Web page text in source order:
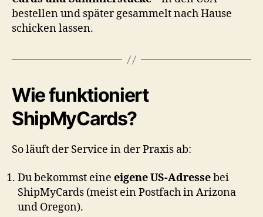
bestellen und später gesammelt nach Hause
schicken lassen.
Wie funktioniert
ShipMyCards?
So läuft der Service in der Praxis ab:
Du bekommst eine eigene US-Adressebei
ShipMyCards (meist ein Postfach in Arizona
und Oregon).